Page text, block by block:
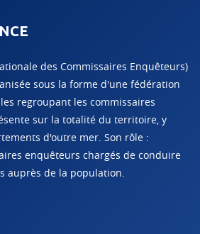
des Commissaires Enquêteurs)
sous la forme d'une fédération
regroupant les commissaires
sur la totalité du territoire, y
d'outre mer. Son rôle :
enquêteurs chargés de conduire
auprès de la population.